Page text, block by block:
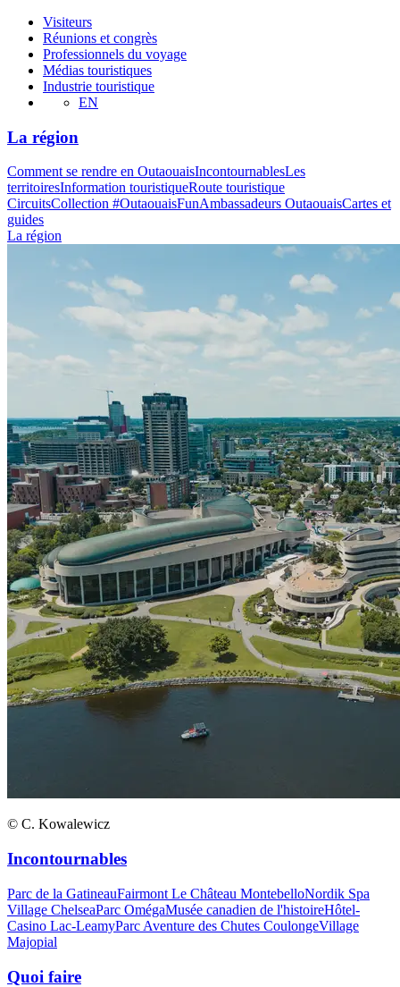
Visiteurs
Réunions et congrès
Professionnels du voyage
Médias touristiques
Industrie touristique
EN
La région
Comment se rendre en OutaouaisIncontournablesLes
territoiresInformation touristiqueRoute touristique
CircuitsCollection #OutaouaisFunAmbassadeurs OutaouaisCartes et
guides
La région
© C. Kowalewicz
Incontournables
Parc de la GatineauFairmont Le Château MontebelloNordik Spa
Village ChelseaParc OmégaMusée canadien de l'histoireHôtel-
Casino Lac-LeamyParc Aventure des Chutes CoulongeVillage
Majopial
Quoi faire